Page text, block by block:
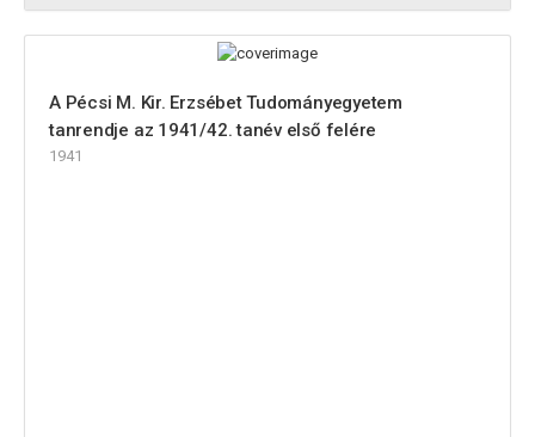
A Pécsi M. Kir. Erzsébet Tudományegyetem
tanrendje az 1941/42. tanév első felére
1941